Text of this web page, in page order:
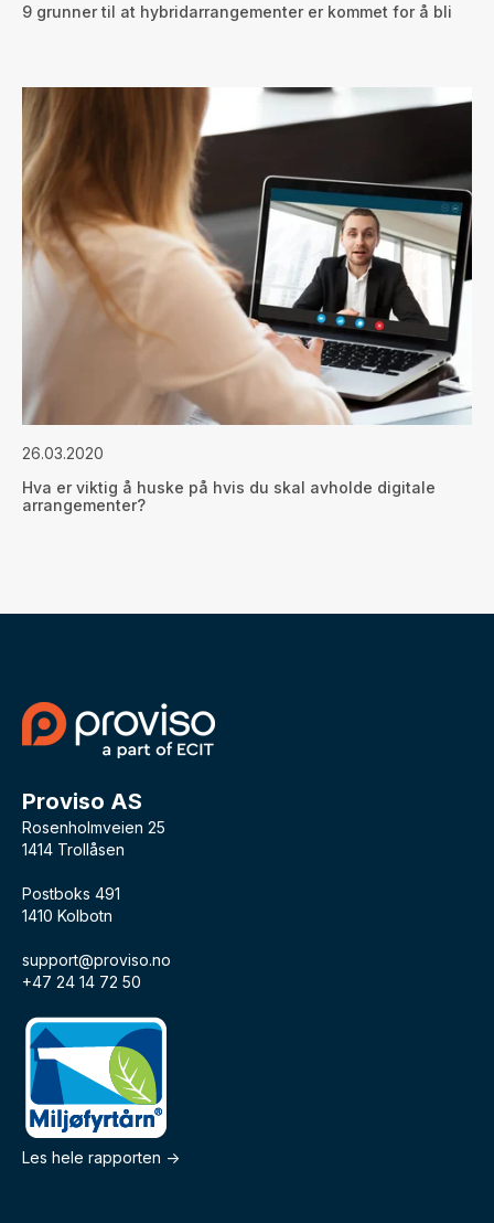
9 grunner til at hybridarrangementer er kommet for å bli
26.03.2020
Hva er viktig å huske på hvis du skal avholde digitale
arrangementer?
Proviso AS
Rosenholmveien 25
1414 Trollåsen
Postboks 491
1410 Kolbotn
support@proviso.no
+47 24 14 72 50
Les hele rapporten ->